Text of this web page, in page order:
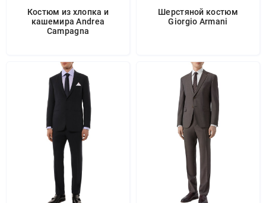
Костюм из хлопка и
кашемира Andrea
Campagna
Шерстяной костюм
Giorgio Armani